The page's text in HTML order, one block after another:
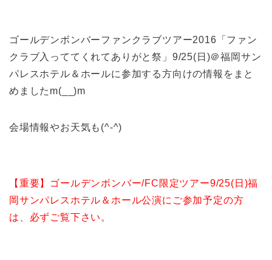
ゴールデンボンバーファンクラブツアー2016「ファン
クラブ入っててくれてありがと祭」9/25(日)＠福岡サン
パレスホテル＆ホールに参加する方向けの情報をまと
めましたm(__)m
会場情報やお天気も(^-^)
【重要】ゴールデンボンバー/FC限定ツアー9/25(日)福
岡サンパレスホテル＆ホール公演にご参加予定の方
は、必ずご覧下さい。